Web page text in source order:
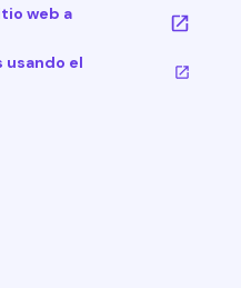
web a
usando el